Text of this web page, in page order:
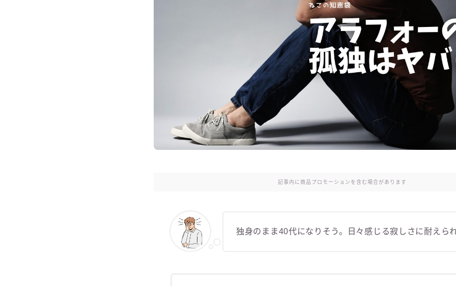
記事内に商品プロモーションを含む場合があります
独身のまま40代になりそう。日々感じる寂しさに耐えら